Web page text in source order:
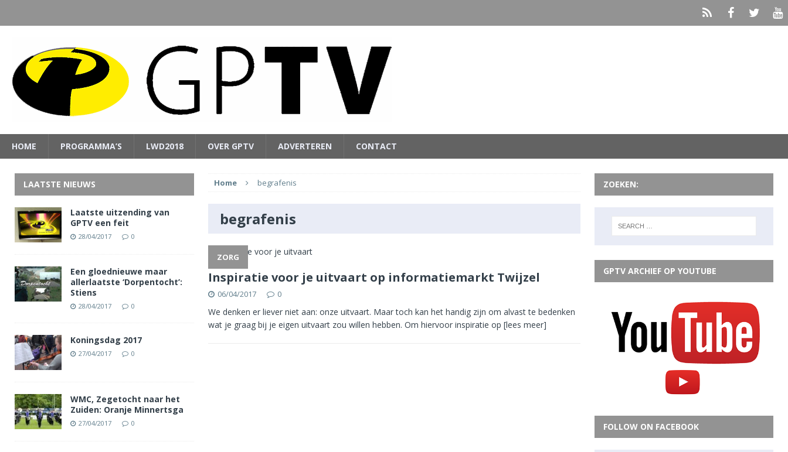
HOME PROGRAMMA’S LWD2018 OVER GPTV ADVERTEREN CONTACT
Home begrafenis
begrafenis
ZORG
Inspiratie voor je uitvaart op informatiemarkt Twijzel
06/04/2017 0
We denken er liever niet aan: onze uitvaart. Maar toch kan het handig zijn om alvast te bedenken
wat je graag bij je eigen uitvaart zou willen hebben. Om hiervoor inspiratie op [lees meer]
LAATSTE NIEUWS
Laatste uitzending van
GPTV een feit
28/04/2017 0
Een gloednieuwe maar
allerlaatste ‘Dorpentocht’:
Stiens
28/04/2017 0
Koningsdag 2017
27/04/2017 0
WMC, Zegetocht naar het
Zuiden: Oranje Minnertsga
27/04/2017 0
ZOEKEN:
GPTV ARCHIEF OP YOUTUBE
FOLLOW ON FACEBOOK